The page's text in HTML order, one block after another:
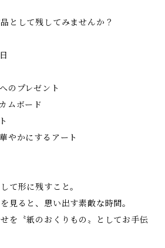
として残してみませんか？
のプレゼント
ムボード
やかにするアート
て形に残すこと。
見ると、思い出す素敵な時間。
を〝紙のおくりもの〟としてお手伝